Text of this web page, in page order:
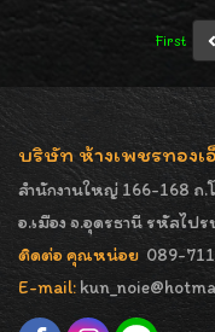
First
บริษัท ห้างเพชรทองเ
สำนักงานใหญ่ 166-168 ถ
อ.เมือง จ.อุดรธานี รหัสไ
ติดต่อ คุณหน่อย 089-
E-mail: